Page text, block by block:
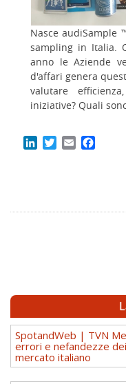
Nasce audiSample
sampling in Italia.
anno le Aziende
d'affari genera
valutare
iniziative? Quali
LinkedInTwitter
Email
SpotandWeb | TVN
errori e nefandezze
mercato italiano